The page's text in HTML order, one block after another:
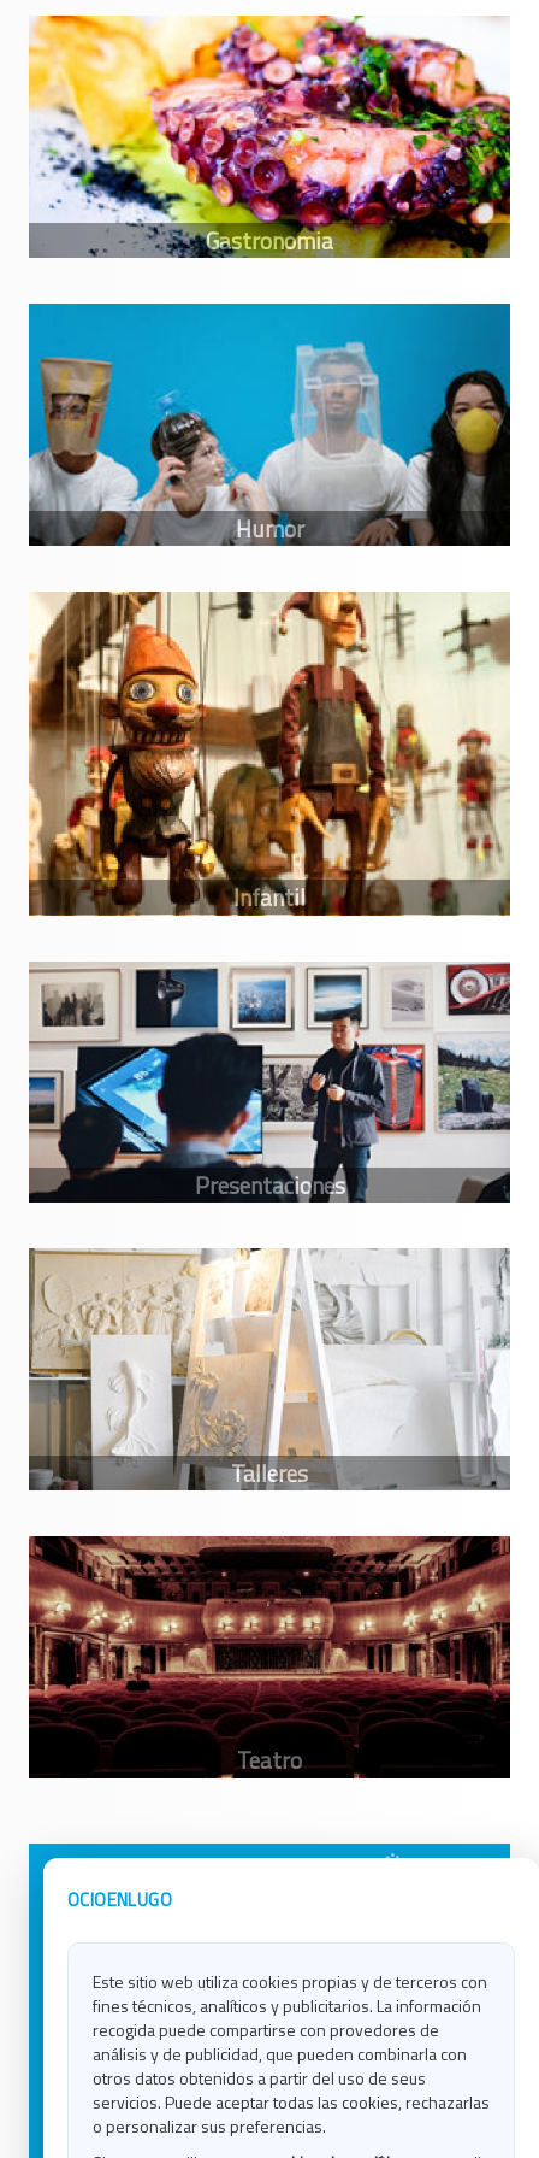
OCIOENLUGO
Este sitio web utiliza cookies propias y de terceros con
fines técnicos, analíticos y publicitarios. La información
recogida puede compartirse con provedores de
análisis y de publicidad, que pueden combinarla con
otros datos obtenidos a partir del uso de seus
servicios. Puede aceptar todas las cookies, rechazarlas
o personalizar sus preferencias.
Avisos Legales
Contacto
Política de Cookies
Ocio en Lugo
Ocio en Ourense
Ocio en Pontevedra
Ocio en Santiago
Ocio en Vigo
Blog